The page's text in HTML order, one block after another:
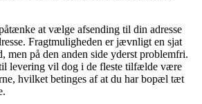
at vælge afsending til din adresse
Fragtmuligheden er jævnligt en sjat
men på den anden side yderst problemfri.
levering vil dog i de fleste tilfælde være
hvilket betinges af at du har bopæl tæt